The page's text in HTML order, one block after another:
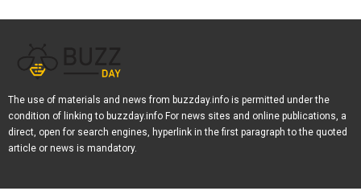
The use of materials and news from buzzday.info is permitted under the
condition of linking to buzzday.info For news sites and online publications, a
direct, open for search engines, hyperlink in the first paragraph to the quoted
article or news is mandatory.